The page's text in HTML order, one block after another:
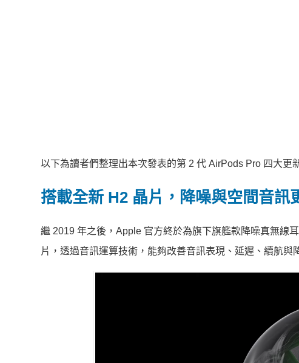
以下為讀者們整理出本次發表的第 2 代 AirPods Pro 四大更
搭載全新 H2 晶片，降噪與空間音訊
繼 2019 年之後，Apple 官方終於為旗下旗艦款降噪真無線
片，透過音訊運算技術，能夠改善音訊表現、延遲、續航與